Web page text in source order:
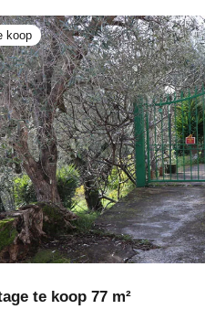
koop
te koop 77 m²